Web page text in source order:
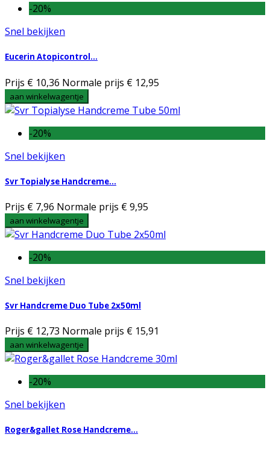
-20%
Snel bekijken
Eucerin Atopicontrol...
Prijs € 10,36 Normale prijs € 12,95
aan winkelwagentje
-20%
Snel bekijken
Svr Topialyse Handcreme...
Prijs € 7,96 Normale prijs € 9,95
aan winkelwagentje
-20%
Snel bekijken
Svr Handcreme Duo Tube 2x50ml
Prijs € 12,73 Normale prijs € 15,91
aan winkelwagentje
-20%
Snel bekijken
Roger&gallet Rose Handcreme...